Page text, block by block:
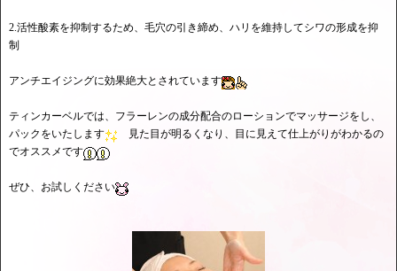
2.活性酸素を抑制するため、毛穴の引き締め、ハリを維持してシワの形成を抑
制
アンチエイジングに効果絶大とされています
ティンカーベルでは、フラーレンの成分配合のローションでマッサージをし、
パックをいたします
見た目が明るくなり、目に見えて仕上がりがわかるの
でオススメです
ぜひ、お試しください